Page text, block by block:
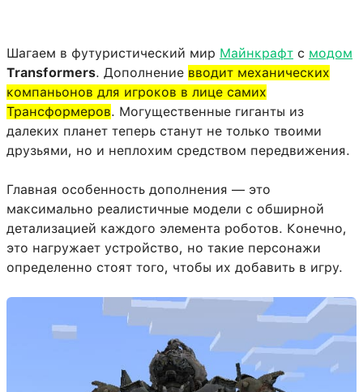
Шагаем в футуристический мир Майнкрафт с модом
Transformers. Дополнение вводит механических
компаньонов для игроков в лице самих
Трансформеров. Могущественные гиганты из
далеких планет теперь станут не только твоими
друзьями, но и неплохим средством передвижения.
Главная особенность дополнения — это
максимально реалистичные модели с обширной
детализацией каждого элемента роботов. Конечно,
это нагружает устройство, но такие персонажи
определенно стоят того, чтобы их добавить в игру.